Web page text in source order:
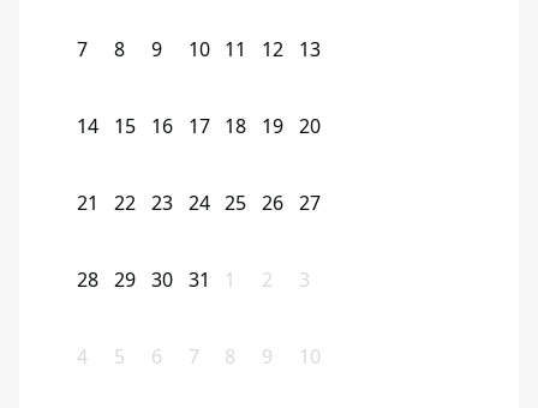
7 8 9 10 11 12 13
14 15 16 17 18 19 20
21 22 23 24 25 26 27
28 29 30 31 1 2 3
4 5 6 7 8 9 10